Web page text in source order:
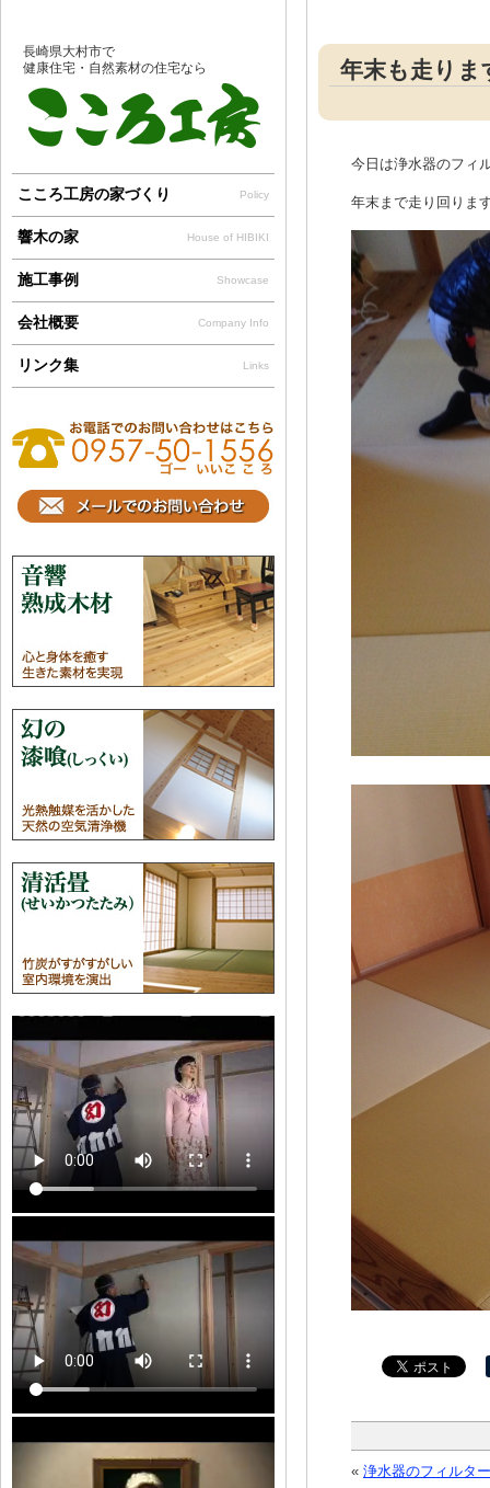
年末も走り
今日は浄水器のフィ
年末まで走り回りま
« 浄水器のフィルタ
長崎県大村市で
健康住宅・自然素材の住宅なら
こころ工房の家づくり Policy
響木の家 House of HIBIKI
施工事例 Showcase
会社概要 Company Info
リンク集 Links